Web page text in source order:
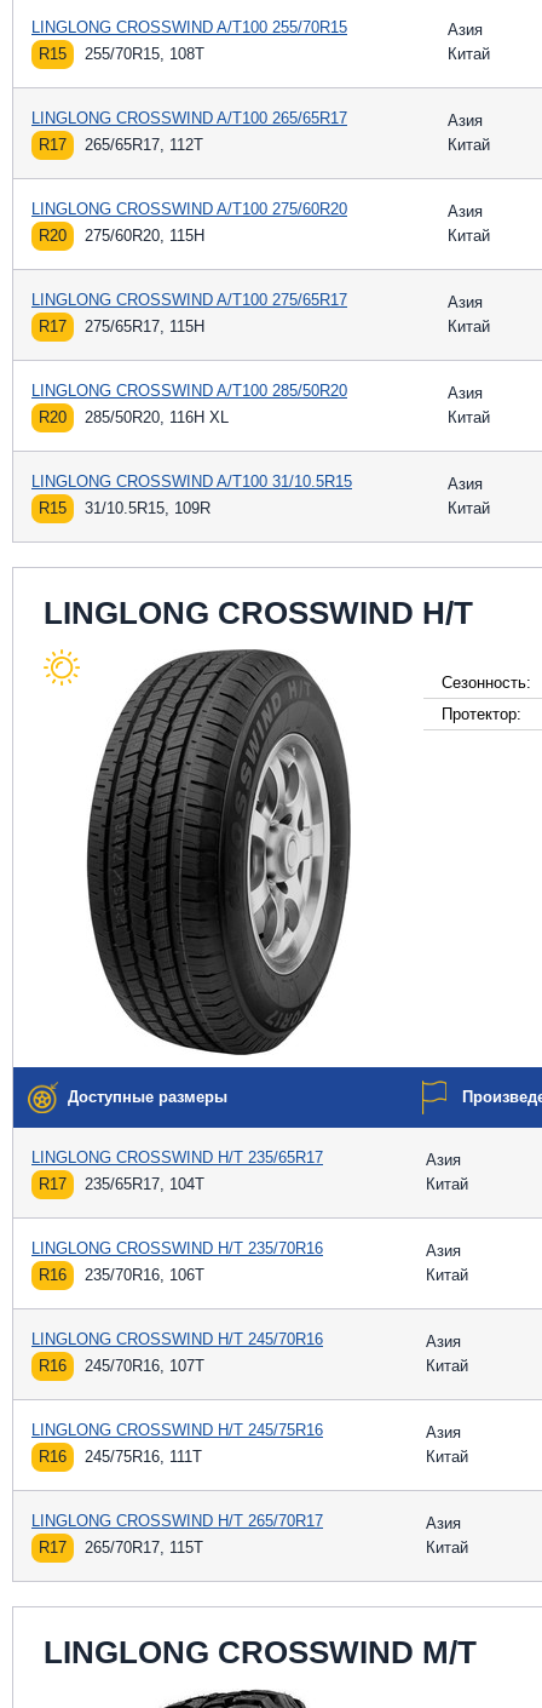
LINGLONG CROSSWIND A/T100 255/70R15
R15
255/70R15, 108T
Азия
Китай
LINGLONG CROSSWIND A/T100 265/65R17
R17
265/65R17, 112T
Азия
Китай
LINGLONG CROSSWIND A/T100 275/60R20
R20
275/60R20, 115H
Азия
Китай
LINGLONG CROSSWIND A/T100 275/65R17
R17
275/65R17, 115H
Азия
Китай
LINGLONG CROSSWIND A/T100 285/50R20
R20
285/50R20, 116H XL
Азия
Китай
LINGLONG CROSSWIND A/T100 31/10.5R15
R15
31/10.5R15, 109R
Азия
Китай
LINGLONG CROSSWIND H/T
Сезонность:
Протектор:
Доступные размеры
LINGLONG CROSSWIND H/T 235/65R17
R17
235/65R17, 104T
Азия
Китай
LINGLONG CROSSWIND H/T 235/70R16
R16
235/70R16, 106T
Азия
Китай
LINGLONG CROSSWIND H/T 245/70R16
R16
245/70R16, 107T
Азия
Китай
LINGLONG CROSSWIND H/T 245/75R16
R16
245/75R16, 111T
Азия
Китай
LINGLONG CROSSWIND H/T 265/70R17
R17
265/70R17, 115T
Азия
Китай
LINGLONG CROSSWIND M/T